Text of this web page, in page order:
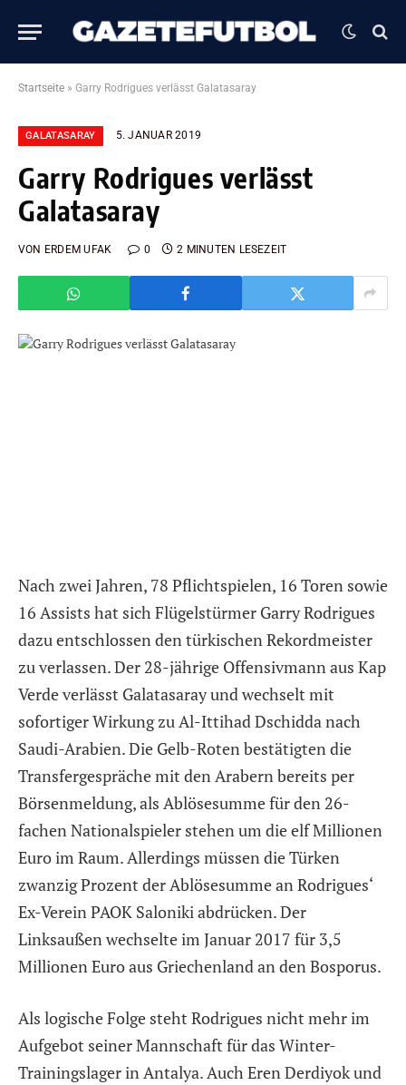
Startseite » Garry Rodrigues verlässt Galatasaray
GALATASARAY 5. JANUAR 2019
Garry Rodrigues verlässt
Galatasaray
VON ERDEM UFAK 0 2 MINUTEN LESEZEIT
Nach zwei Jahren, 78 Pflichtspielen, 16 Toren sowie
16 Assists hat sich Flügelstürmer Garry Rodrigues
dazu entschlossen den türkischen Rekordmeister
zu verlassen. Der 28-jährige Offensivmann aus Kap
Verde verlässt Galatasaray und wechselt mit
sofortiger Wirkung zu Al-Ittihad Dschidda nach
Saudi-Arabien. Die Gelb-Roten bestätigten die
Transfergespräche mit den Arabern bereits per
Börsenmeldung, als Ablösesumme für den 26-
fachen Nationalspieler stehen um die elf Millionen
Euro im Raum. Allerdings müssen die Türken
zwanzig Prozent der Ablösesumme an Rodrigues‘
Ex-Verein PAOK Saloniki abdrücken. Der
Linksaußen wechselte im Januar 2017 für 3,5
Millionen Euro aus Griechenland an den Bosporus.
Als logische Folge steht Rodrigues nicht mehr im
Aufgebot seiner Mannschaft für das Winter-
Trainingslager in Antalya. Auch Eren Derdiyok und